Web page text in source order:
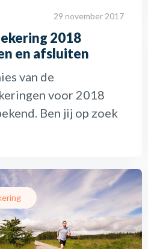
29 november 2017
2018
en afsluiten
van de
voor 2018
Ben jij op zoek